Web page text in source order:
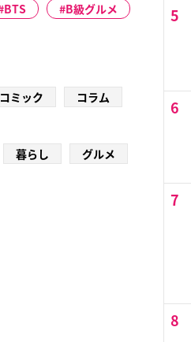
BTS
B級グルメ
コミック
コラム
暮らし グルメ